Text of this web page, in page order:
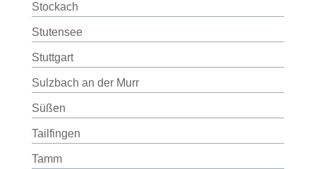
Stockach
Stutensee
Stuttgart
Sulzbach an der Murr
Süßen
Tailfingen
Tamm